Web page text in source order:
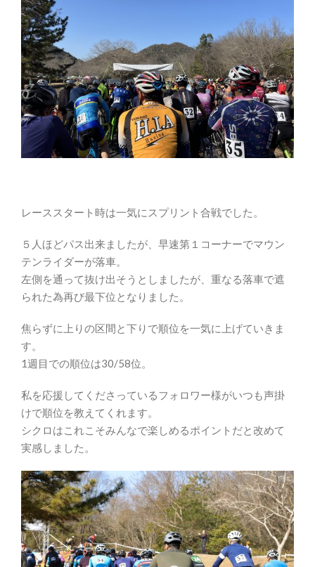
レーススタート時は一気にスプリント合戦でした。
５人ほどパス出来ましたが、早速第１コーナーでマウン
テンライダーが落車。
左側を通って抜け出そうとしましたが、重なる落車で遮
られた為再び最下位となりました。
焦らずに上りの区間と下りで順位を一気に上げていきま
す。
1週目での順位は30/58位。
私を応援してくださっているフォロワー様がいつも声掛
けで順位を教えてくれます。
シクロはこれこそみんなで楽しめるポイントだと改めて
実感しました。